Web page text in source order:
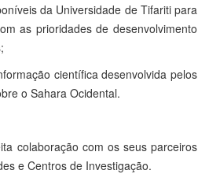
da Universidade de Tifariti para
as prioridades de desenvolvimento
científica desenvolvida pelos
o Sahara Ocidental.
colaboração com os seus parceiros
e Centros de Investigação.